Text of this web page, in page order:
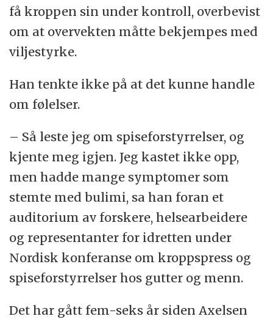
Les mer om konferansen hos ROS
få kroppen sin under kontroll, overbevist
om at overvekten måtte bekjempes med
viljestyrke.
Han tenkte ikke på at det kunne handle
om følelser.
– Så leste jeg om spiseforstyrrelser, og
kjente meg igjen. Jeg kastet ikke opp,
men hadde mange symptomer som
stemte med bulimi, sa han foran et
auditorium av forskere, helsearbeidere
og representanter for idretten under
Nordisk konferanse om kroppspress og
spiseforstyrrelser hos gutter og menn.
Det har gått fem-seks år siden Axelsen